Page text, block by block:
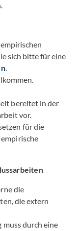
sich bitte für eine
.
bereitet in der
vor.
für die
die
die extern
durch eine